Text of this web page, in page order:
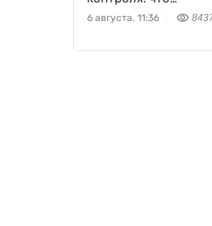
предлагают ученые
на фоне развития
6 августа, 11:36